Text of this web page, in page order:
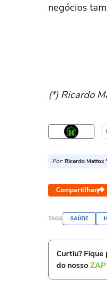
negócios
(*) Ricardo
Por: Ricardo Mattos
Compartilhar
TAGS SAÚDE
Curtiu?
do nossoZAP